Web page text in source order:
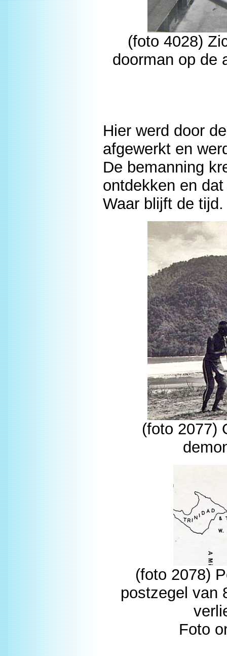
(foto 4028)
doorman op de
Hier werd door
afgewerkt en
De bemanning
ontdekken en
Waar blijft de tijd.
(foto 2077)
(foto 2078)
postzegel van
Foto